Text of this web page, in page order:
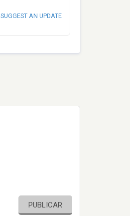
SUGGEST AN UPDATE
PUBLICAR